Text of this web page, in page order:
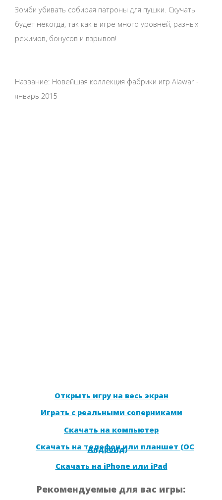
Зомби убивать собирая патроны для пушки. Скучать
будет некогда, так как в игре много уровней, разных
режимов, бонусов и взрывов!
Название: Новейшая коллекция фабрики игр Alawar -
январь 2015
Открыть игру на весь экран
Играть с реальными соперниками
Скачать на компьютер
Скачать на телефон или планшет (ОС
Андроид)
Скачать на iPhone или iPad
Рекомендуемые для вас игры: